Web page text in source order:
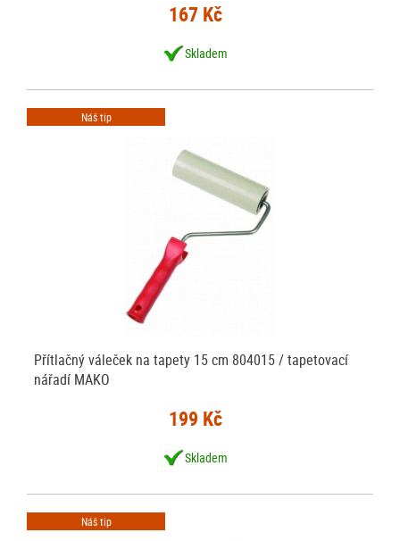
167 Kč
Skladem
Náš tip
Přítlačný váleček na tapety 15 cm 804015 / tapetovací
nářadí MAKO
199 Kč
Skladem
Náš tip